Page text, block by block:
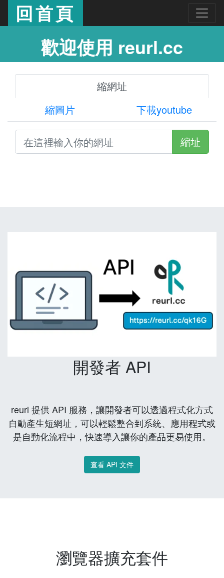
回首頁
歡迎使用 reurl.cc
縮網址
縮圖片
下載youtube
縮址
開發者 API
reurl 提供 API 服務，讓開發者可以透過程式化方式
自動產生短網址，可以輕鬆整合到系統、應用程式或
是自動化流程中，快速導入讓你的產品更易使用。
查看 API 文件
瀏覽器擴充套件